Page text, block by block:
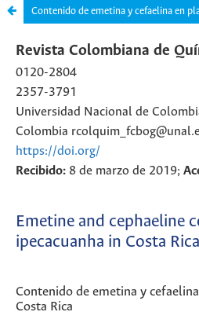
Contenido de emetina y cefaelina en